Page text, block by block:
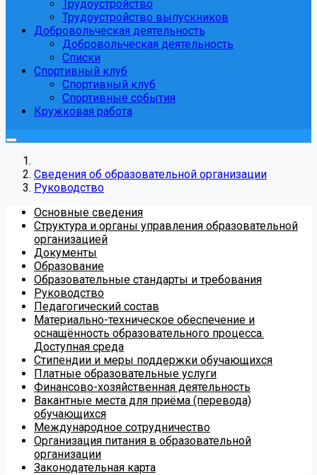
Трудоустройство
Трудоустройство выпускников
Добровольческая деятельность
Добровольческая деятельность
Списки
Спортивный клуб
Спортивный клуб
Спортивные события
Кружковая работа
Сведения об образовательной организации
Руководство
Основные сведения
Структура и органы управления образовательной
организацией
Документы
Образование
Образовательные стандарты и требования
Руководство
Педагогический состав
Материально-техническое обеспечение и
оснащённость образовательного процесса.
Доступная среда
Стипендии и меры поддержки обучающихся
Платные образовательные услуги
Финансово-хозяйственная деятельность
Вакантные места для приёма (перевода)
обучающихся
Международное сотрудничество
Организация питания в образовательной
организации
Законодательная карта